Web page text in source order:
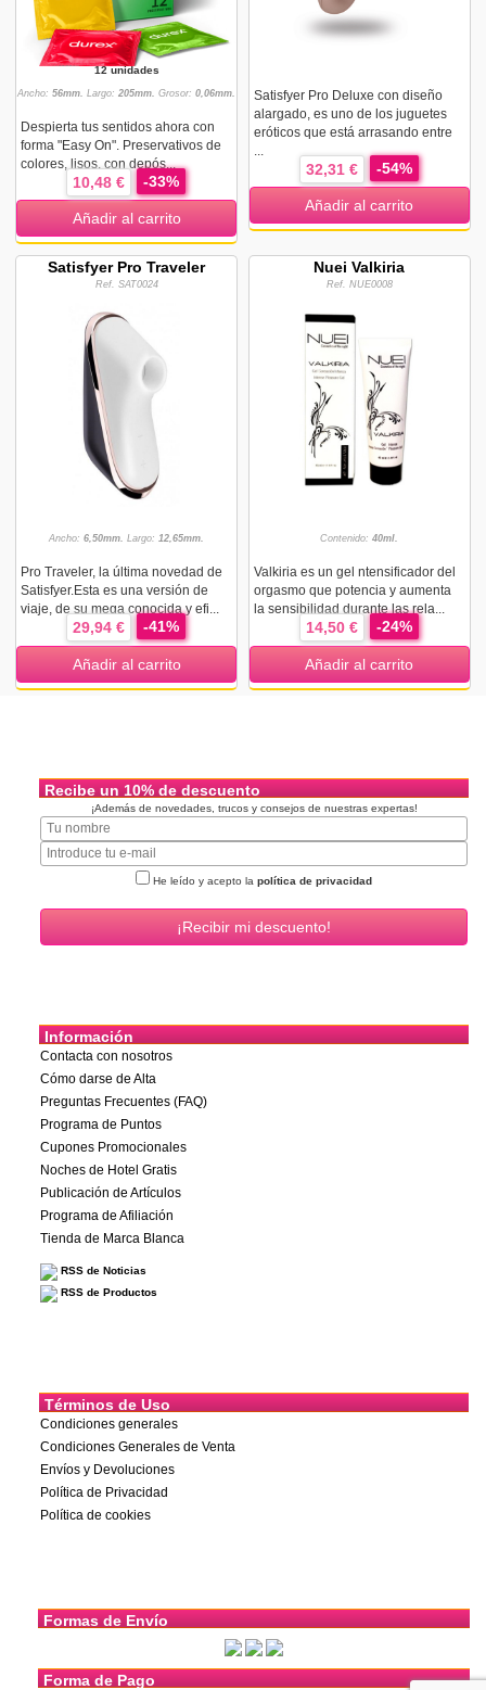
12 unidades
Ancho:56mm. Largo:205mm. Grosor:0,06mm.
Despierta tus sentidos ahora con
forma "Easy On". Preservativos de
colores, lisos, con depós...
10,48 € -33%
Añadir al carrito
Satisfyer Pro Deluxe con diseño
alargado, es uno de los juguetes
eróticos que está arrasando entre
...
32,31 € -54%
Añadir al carrito
Satisfyer Pro Traveler
Ref. SAT0024
Ancho:6,50mm. Largo:12,65mm.
Pro Traveler, la última novedad de
Satisfyer.Esta es una versión de
viaje, de su mega conocida y efi...
29,94 € -41%
Añadir al carrito
Nuei Valkiria
Ref. NUE0008
Contenido:40ml.
Valkiria es un gel ntensificador del
orgasmo que potencia y aumenta
la sensibilidad durante las rela...
14,50 € -24%
Añadir al carrito
Recibe un 10% de descuento
¡Además de novedades, trucos y consejos de nuestras expertas!
He leído y acepto la política de privacidad
Información
Contacta con nosotros
Cómo darse de Alta
Preguntas Frecuentes (FAQ)
Programa de Puntos
Cupones Promocionales
Noches de Hotel Gratis
Publicación de Artículos
Programa de Afiliación
Tienda de Marca Blanca
RSS de Noticias
RSS de Productos
Términos de Uso
Condiciones generales
Condiciones Generales de Venta
Envíos y Devoluciones
Política de Privacidad
Política de cookies
Formas de Envío
Forma de Pago